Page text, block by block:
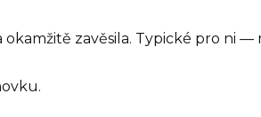
okamžitě zavěsila. Typické pro ni